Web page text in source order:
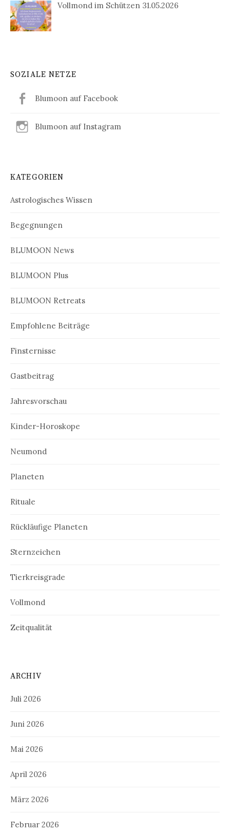
Vollmond im Schützen 31.05.2026
SOZIALE NETZE
Blumoon auf Facebook
Blumoon auf Instagram
KATEGORIEN
Astrologisches Wissen
Begegnungen
BLUMOON News
BLUMOON Plus
BLUMOON Retreats
Empfohlene Beiträge
Finsternisse
Gastbeitrag
Jahresvorschau
Kinder-Horoskope
Neumond
Planeten
Rituale
Rückläufige Planeten
Sternzeichen
Tierkreisgrade
Vollmond
Zeitqualität
ARCHIV
Juli 2026
Juni 2026
Mai 2026
April 2026
März 2026
Februar 2026